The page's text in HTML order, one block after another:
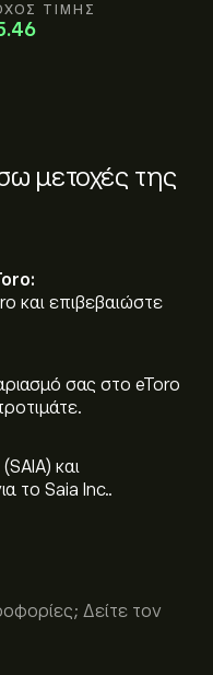
ΤΙΜΉΣ
μετοχές της
και επιβεβαιώστε
σας στο eToro
και
το Saia Inc..
Δείτε τον